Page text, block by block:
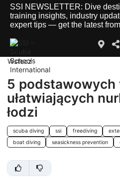
SSI NEWSLETTER: Dive
training insights, industry
expert tips — get the latest
Wstecz
5 podstawowych
ułatwiających
łodzi
scuba diving ssi freediving
boat diving
seasickness prevention